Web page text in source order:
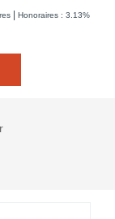
| Honoraires : 3.13%